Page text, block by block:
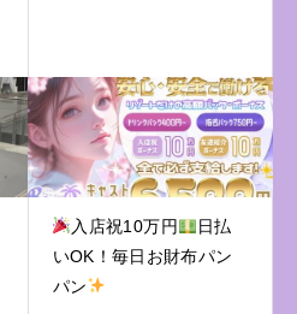
入店祝10万円
日払
いOK！毎日お財布パン
パン